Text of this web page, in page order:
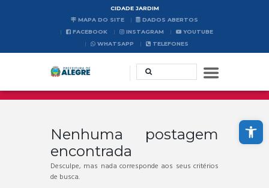
Abrir a barra de ferramentas
CIDADE JARDIM
MAPA DO SITE
DADOS ABERTOS
FACEBOOK
INSTAGRAM
YOUTUBE
WHATSAPP
TELEFONES
Nenhuma postagem
encontrada
Desculpe, mas nada corresponde aos seus critérios
de busca.